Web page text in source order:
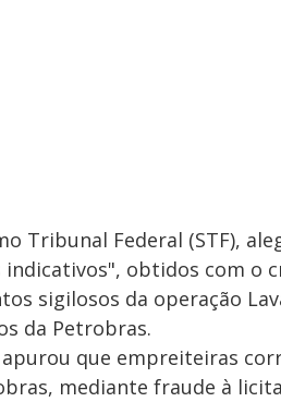
Tribunal Federal (STF),
obtidos com o
sigilosos da operação
da Petrobras.
que empreiteiras
mediante fraude à